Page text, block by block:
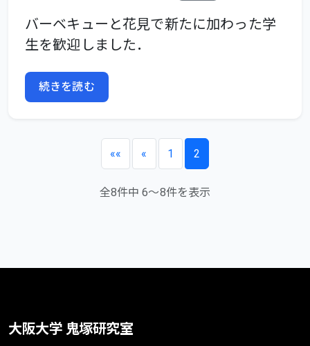
バーベキューと花見で新たに加わった学
生を歓迎しました．
続きを読む
«« « 1 2
全8件中 6～8件を表示
大阪大学 鬼塚研究室